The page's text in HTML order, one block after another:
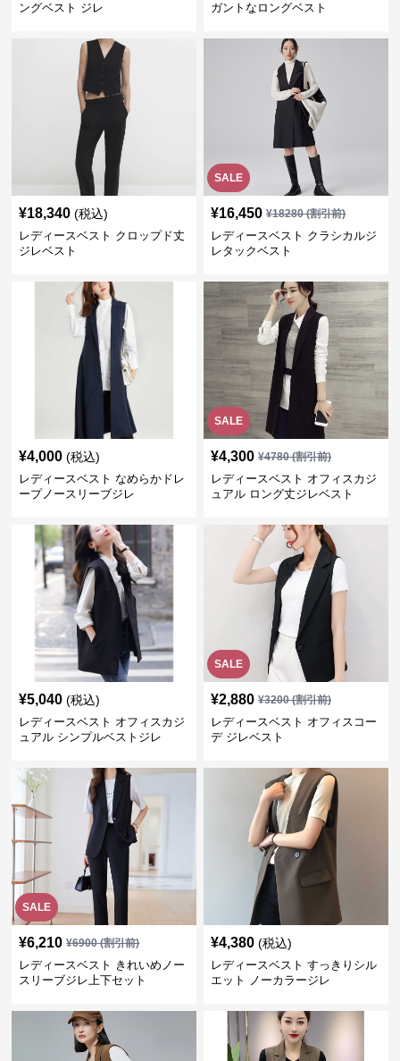
ングベスト ジレ
ガントなロングベスト
¥18,340 (税込)
レディースベスト クロップド丈
ジレベスト
SALE
¥16,450 ¥18280(割引前)
レディースベスト クラシカルジ
レタックベスト
¥4,000 (税込)
レディースベスト なめらかドレ
ープノースリーブジレ
SALE
¥4,300 ¥4780(割引前)
レディースベスト オフィスカジ
ュアル ロング丈ジレベスト
¥5,040 (税込)
レディースベスト オフィスカジ
ュアル シンプルベストジレ
SALE
¥2,880 ¥3200(割引前)
レディースベスト オフィスコー
デ ジレベスト
SALE
¥6,210 ¥6900(割引前)
レディースベスト きれいめノー
スリーブジレ上下セット
¥4,380 (税込)
レディースベスト すっきりシル
エット ノーカラージレ